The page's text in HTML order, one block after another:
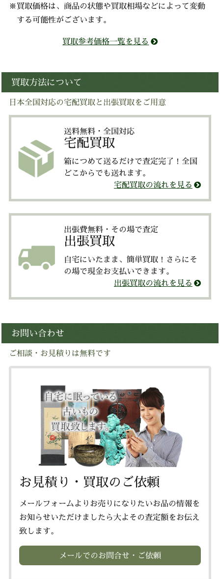
※買取価格は、商品の状態や買取相場などによって変動
する可能性がございます。
買取参考価格一覧を見る
買取方法について
日本全国対応の宅配買取と出張買取をご用意
送料無料・全国対応
宅配買取
箱につめて送るだけで査定完了！全国
どこからでも送れます。
宅配買取の流れを見る
出張費無料・その場で査定
出張買取
自宅にいたまま、簡単買取！さらにそ
の場で現金お支払いできます。
出張買取の流れを見る
お問い合わせ
ご相談・お見積りは無料です
お見積り・買取のご依頼
メールフォームよりお売りになりたいお品の情報を
お知らせいただけましたら大よその査定額をお伝え
致します。
メールでのお問合せ・ご依頼